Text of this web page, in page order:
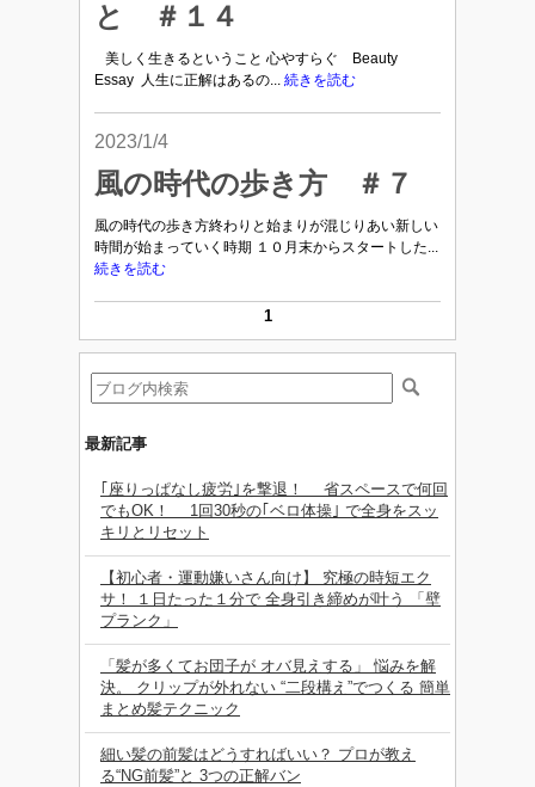
と ＃１４
美しく生きるということ 心やすらぐ Beauty
Essay 人生に正解はあるの... 続きを読む
2023/1/4
風の時代の歩き方 ＃７
風の時代の歩き方終わりと始まりが混じりあい新しい
時間が始まっていく時期 １０月末からスタートした...
続きを読む
1
最新記事
｢座りっぱなし疲労｣を撃退！ 省スペースで何回
でもOK！ 1回30秒の｢ベロ体操｣ で全身をスッ
キリとリセット
【初心者・運動嫌いさん向け】 究極の時短エク
サ！ １日たった１分で 全身引き締めが叶う 「壁
プランク」
「髪が多くてお団子が オバ見えする」 悩みを解
決。 クリップが外れない “二段構え”でつくる 簡単
まとめ髪テクニック
細い髪の前髪はどうすればいい？ プロが教え
る“NG前髪”と 3つの正解バン